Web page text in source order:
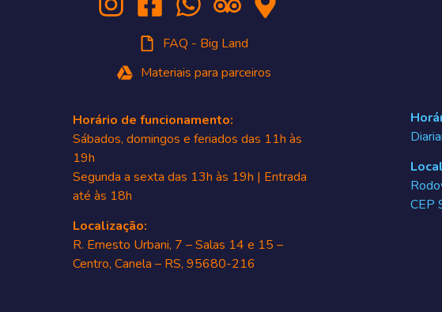
FAQ - Big Land
Materiais para parceiros
Horário de funcionamento:
Sábados, domingos e feriados das 11h às
19h
Segunda a sexta das 13h às 19h | Entrada
até às 18h
Localização:
R. Ernesto Urbani, 7 – Salas 14 e 15 –
Centro, Canela – RS, 95680-216
CEP